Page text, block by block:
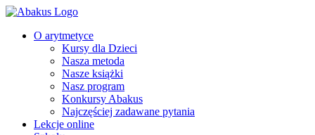
O arytmetyce
Kursy dla Dzieci
Nasza metoda
Nasze książki
Nasz program
Konkursy Abakus
Najczęściej zadawane pytania
Lekcje online